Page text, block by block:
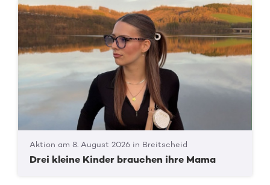
Aktion am 8. August 2026 in Breitscheid
Drei kleine Kinder brauchen ihre Mama